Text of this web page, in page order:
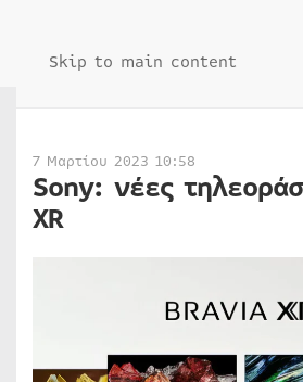
Skip to main content
7 Μαρτίου 2023 10:58
Sony: νέες
XR